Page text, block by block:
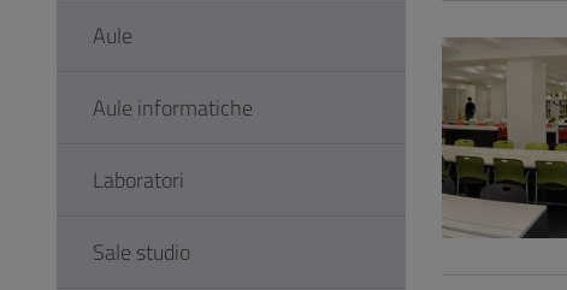
Aule
Aule informatiche
Laboratori
Sale studio